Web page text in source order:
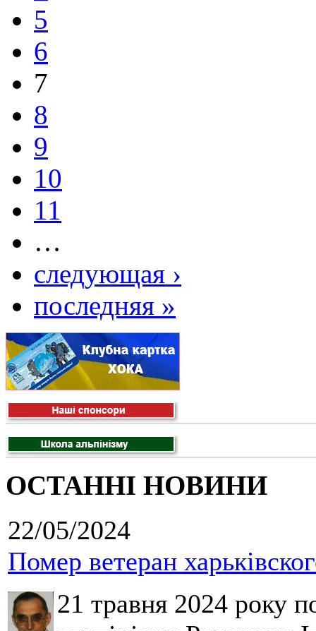
5
6
7
8
9
10
11
…
следующая ›
последняя »
ОСТАННІ НОВИНИ
22/05/2024
Помер ветеран
21 травня 2024 року